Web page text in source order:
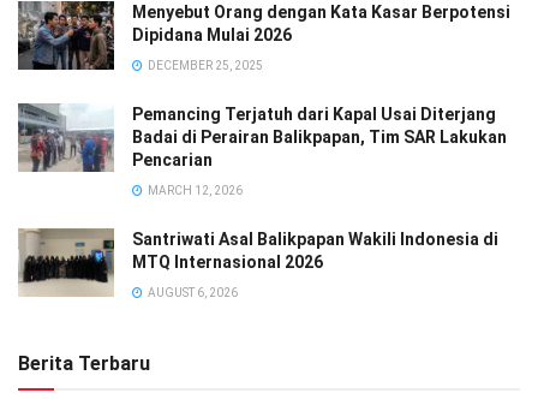
Menyebut Orang dengan Kata Kasar Berpotensi
Dipidana Mulai 2026
DECEMBER 25, 2025
Pemancing Terjatuh dari Kapal Usai Diterjang
Badai di Perairan Balikpapan, Tim SAR Lakukan
Pencarian
MARCH 12, 2026
Santriwati Asal Balikpapan Wakili Indonesia di
MTQ Internasional 2026
AUGUST 6, 2026
Berita Terbaru